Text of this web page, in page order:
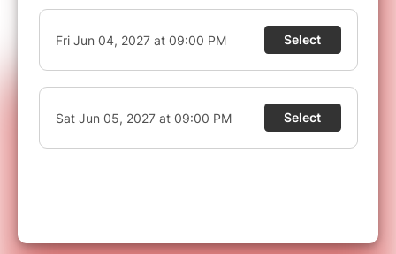
Les réservations via Billetweb (notre partenaire
de billetterie sécurisée) sont disponibles en
temps réel. En cas de non réception de votre
billet, attention à ne pas confondre
autorise la tentative de transaction mais ne
garantie pas le paiement, il faut attendre l'écran
suivant (retour sur le site) pour savoir si le